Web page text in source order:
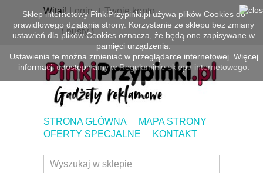
Witaj!Login Twoje konto
( pusty)
STRONA GŁÓWNA
MAPA STRONY
OFERTY SPECJALNE
KONTAKT
Sklep internetowy PinkiPrzypinki.pl używa plików Cookies do
prawidłowego działania strony. Korzystanie ze sklepu bez zmiany
ustawień dla plików Cookies oznacza, że będą one zapisywane w
pamięci urządzenia.
Ustawienia te można zmieniać w przeglądarce internetowej. Więcej
informacji udostępniamy wRegulaminie sklepu internetowego.